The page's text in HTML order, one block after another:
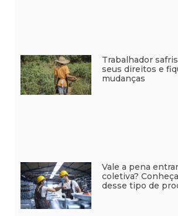
Trabalhador
seus direitos e
mudanças
Vale a pena
coletiva?
desse tipo de